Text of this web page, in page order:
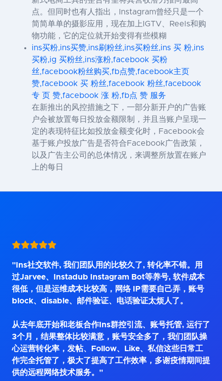
点。但同时也有人指出，Instagram曾经只是一个
简简单单的摄影应用，现在加上IGTV、Reels和购
物功能，它的定位就开始变得有些模糊
ins买粉,ins买赞,ins刷粉丝,ins买粉丝,ins 买 粉,ins
买粉,ig 买粉丝,ins涨粉,facebook 买粉
丝,facebook粉丝购买,fb点赞,facebook主页
赞,facebook 买 粉丝,facebook 粉丝,facebook
专 页 赞,facebook 涨 粉,fb点 赞 服务
在新推出的风控措施之下，一部分新开户的广告账
户会被放置每日投放金额限制，并且当账户呈现一
定的表现特征比如投放金额变化时，Facebook会
基于账户投放广告是否符合Facebook广告政策，
以及广告主公司的总体情况，来调整所放置在账户
上的每日
"Ins社交软件, 我们团队用的比较久了, 转化率不错。用
过Jarvee、Instadub Instagram Bot等养号, 软件成本
很低，但是运维成本比较高，网络 IP需要自己弄，账号
block、disable、邮件验证、电话验证太烦人了。
从去年底开始和老板合作Ins群控引流、账号托管, 运行了
3个月，结果整体比较满意，账号安全多了，我们团队操
心运营转化率，发帖、Follow、Like、私信这些日常工
作完全托管了，极大了提高了工作效率，多谢疫情期间提
供的远程网络技术服务。"